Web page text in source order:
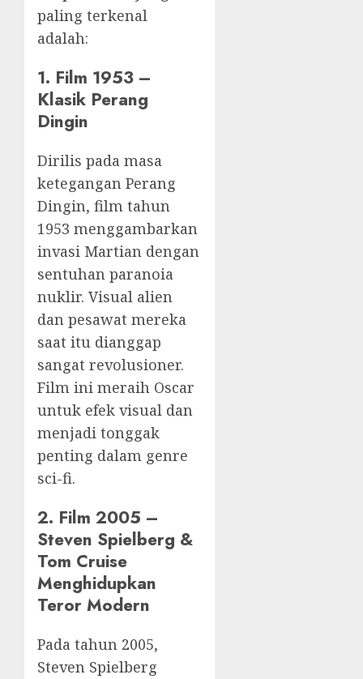
paling terkenal
adalah:
1. Film 1953 –
Klasik Perang
Dingin
Dirilis pada masa
ketegangan Perang
Dingin, film tahun
1953 menggambarkan
invasi Martian dengan
sentuhan paranoia
nuklir. Visual alien
dan pesawat mereka
saat itu dianggap
sangat revolusioner.
Film ini meraih Oscar
untuk efek visual dan
menjadi tonggak
penting dalam genre
sci-fi.
2. Film 2005 –
Steven Spielberg &
Tom Cruise
Menghidupkan
Teror Modern
Pada tahun 2005,
Steven Spielberg